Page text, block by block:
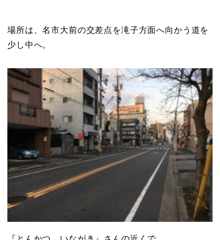
場所は、名市大前の交差点を滝子方面へ向かう道を
少し中へ。